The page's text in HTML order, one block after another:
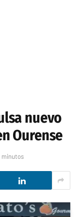
nuevo
Ourense
minutos